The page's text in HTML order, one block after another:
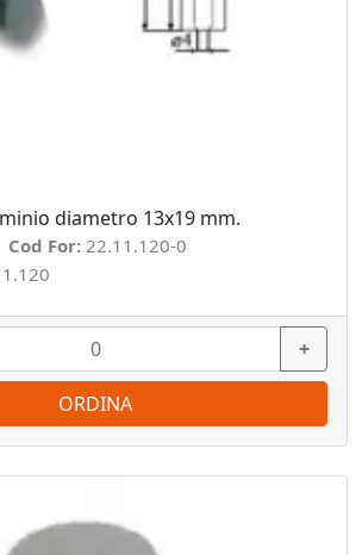
diametro 13x19 mm.
Cod For: 22.11.120-0
+
ORDINA